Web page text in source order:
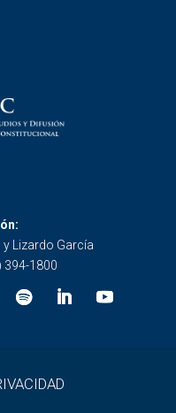
Lizardo García
394-1800